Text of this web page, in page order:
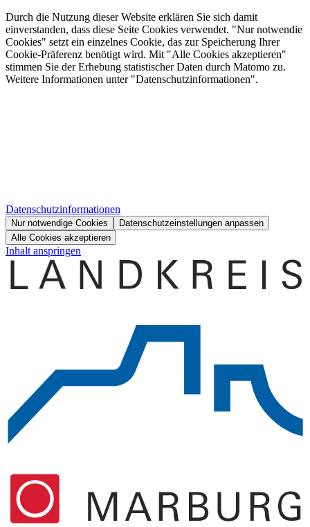
Durch die Nutzung dieser Website erklären Sie sich damit
einverstanden, dass diese Seite Cookies verwendet. "Nur notwendie
Cookies" setzt ein einzelnes Cookie, das zur Speicherung Ihrer
Cookie-Präferenz benötigt wird. Mit "Alle Cookies akzeptieren"
stimmen Sie der Erhebung statistischer Daten durch Matomo zu.
Weitere Informationen unter "Datenschutzinformationen".
Datenschutzinformationen
Nur notwendige Cookies
Datenschutzeinstellungen anpassen
Alle Cookies akzeptieren
Inhalt anspringen